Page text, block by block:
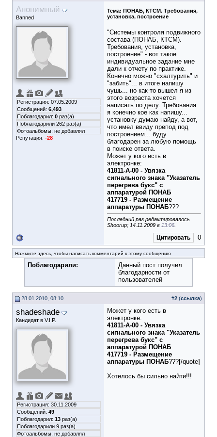
Анонимный
Banned
Регистрация: 07.05.2009
Сообщений: 6,493
Поблагодарил: 0 раз(а)
Поблагодарили 262 раз(а)
Фотоальбомы: не добавлял
Репутация: -28
Тема: ПОНАБ, КТСМ. Требования,
установка, построение
"Системы контроля подвижного
состава (ПОНАБ, КТСМ).
Требования, установка,
построение" - вот такое
индивидуальное задание мне
дали к отчету по практике.
Конечно можно "схалтурить" и
"забить"... в итоге напишу
чушь... но как-то вышел я из
этого возраста хочется
написать по делу. Требования
я конечно кое как напишу...
установку думаю найду, а вот,
что имел ввиду препод под
построением... буду
благодарен за любую помощь
в поиске ответа.
Может у кого есть в
электронке:
41811-А-00 - Увязка
сигнального знака "Указатель
перегрева букс" с
аппаратурой ПОНАБ
417719 - Размещение
аппаратуры ПОНАБ???
Последний раз редактировалось
Shoorup; 14.11.2009 в 13:06
Цитировать 0
Нажмите здесь, чтобы написать комментарий к этому сообщению
Поблагодарили:
Данный пост получил
благодарности от
пользователей
28.01.2010, 08:10 #2 (ссылка)
shadeshade
Кандидат в V.I.P.
Регистрация: 30.11.2009
Сообщений: 49
Поблагодарил: 13 раз(а)
Поблагодарили 9 раз(а)
Фотоальбомы: не добавлял
Может у кого есть в
электронке:
41811-А-00 - Увязка
сигнального знака "Указатель
перегрева букс" с
аппаратурой ПОНАБ
417719 - Размещение
аппаратуры ПОНАБ???[/quote]
Хотелось бы сильно найти!!!